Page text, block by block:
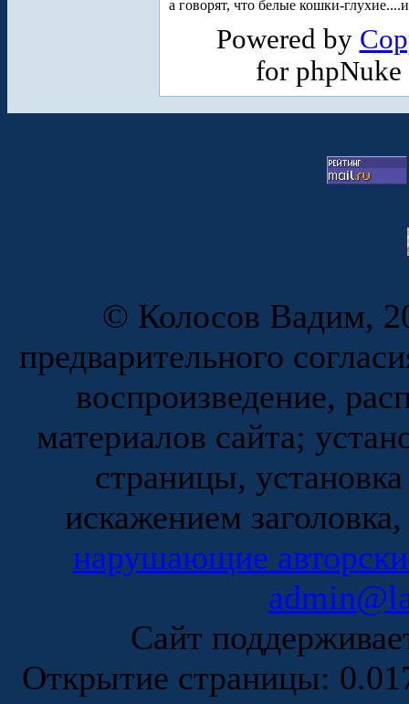
а говорят, что белые кошки-
Powered by
for
© Колосов Вадим,
предварительного
воспроизведение,
материалов сайта;
страницы,
искажением
нарушающие
Сайт
Открытие страницы: